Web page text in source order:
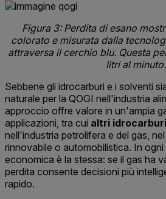
Figura 3: Perdita di esano
colorato e misurata dalla
attraversa il cerchio blu. Questa
litri al minuto.
Sebbene gli idrocarburi e i solventi
naturale per la QOGI nell'industria
approccio offre valore in un'ampia
applicazioni, tra cui altri
nell'industria petrolifera e del gas,
rinnovabile o automobilistica. In
economica è la stessa: se il gas ha
perdita consente decisioni più
rapido.